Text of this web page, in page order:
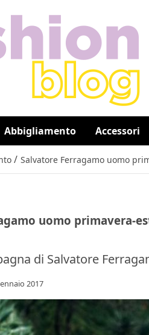
Abbigliamento Accessori
/ Salvatore Ferragamo uomo
uomo primavera-
di Salvatore
2017